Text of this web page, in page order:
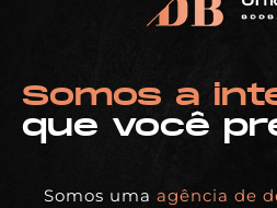
Somos a
que você
Somos uma agência de